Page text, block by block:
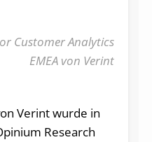
Customer Analytics
EMEA von Verint
Verint wurde in
Research